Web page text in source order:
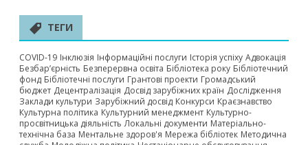
ТЕГИ
COVID-19 Інклюзія Інформаційні послуги Історія успіху Адвокація
Безбар’єрність Безперервна освіта Бібліотека року Бібліотечний
фонд Бібліотечні послуги Грантові проекти Громадський
бюджет Децентралізація Досвід зарубіжних країн Дослідження
Заклади культури Зарубіжний досвід Конкурси Краєзнавство
Культурна політика Культурний менеджмент Культурно-
просвітницька діяльність Локальні документи Матеріально-
технічна база Ментальне здоров'я Мережа бібліотек Методична